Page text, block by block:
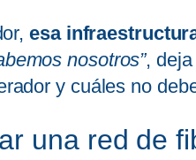
esa
nosotros”,
y cuáles no
una red de